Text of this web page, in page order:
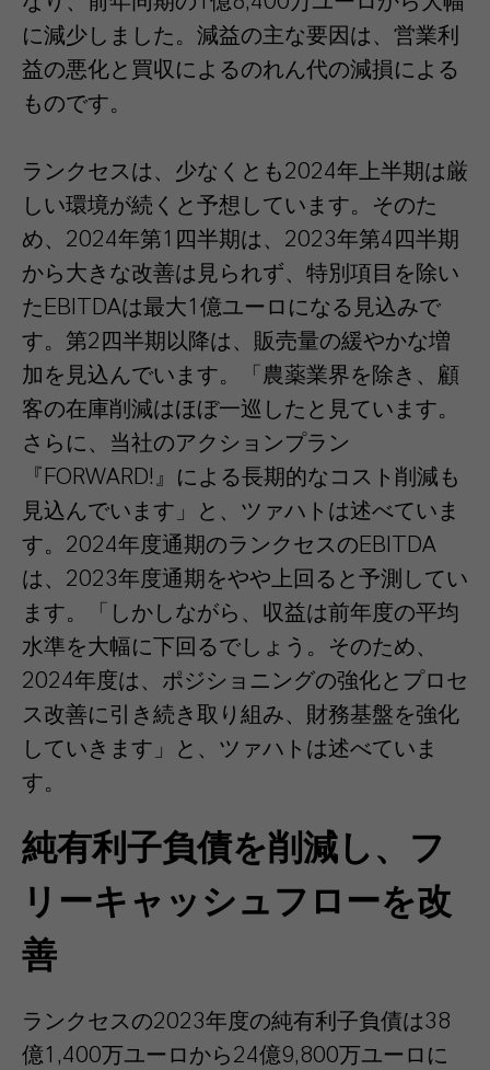
に減少しました。減益の主な要因は、営業利
益の悪化と買収によるのれん代の減損による
ものです。
ランクセスは、少なくとも2024年上半期は厳
しい環境が続くと予想しています。そのた
め、2024年第1四半期は、2023年第4四半期
から大きな改善は見られず、特別項目を除い
たEBITDAは最大1億ユーロになる見込みで
す。第2四半期以降は、販売量の緩やかな増
加を見込んでいます。「農薬業界を除き、顧
客の在庫削減はほぼ一巡したと見ています。
さらに、当社のアクションプラン
『FORWARD!』による長期的なコスト削減も
見込んでいます」と、ツァハトは述べていま
す。2024年度通期のランクセスのEBITDA
は、2023年度通期をやや上回ると予測してい
ます。「しかしながら、収益は前年度の平均
水準を大幅に下回るでしょう。そのため、
2024年度は、ポジショニングの強化とプロセ
ス改善に引き続き取り組み、財務基盤を強化
していきます」と、ツァハトは述べていま
す。
純有利子負債を削減し、フ
リーキャッシュフローを改
善
ランクセスの2023年度の純有利子負債は38
億1,400万ユーロから24億9,800万ユーロに